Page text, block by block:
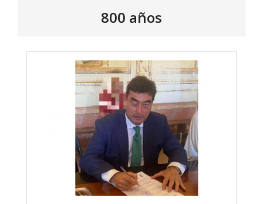
800 años